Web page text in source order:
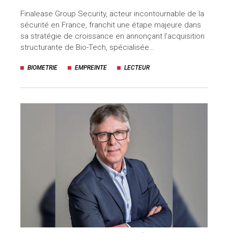
Finalease Group Security, acteur incontournable de la
sécurité en France, franchit une étape majeure dans
sa stratégie de croissance en annonçant l’acquisition
structurante de Bio-Tech, spécialisée…
BIOMETRIE EMPREINTE LECTEUR